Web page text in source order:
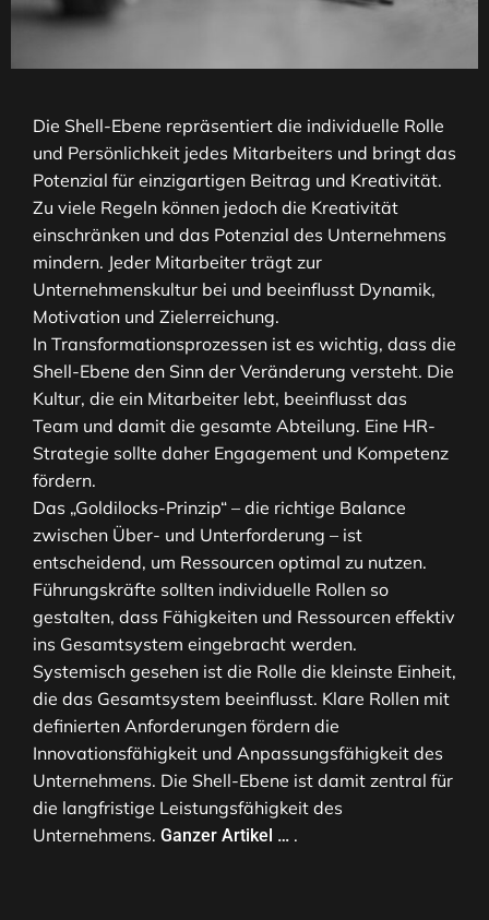
Die Shell-Ebene repräsentiert die individuelle Rolle
und Persönlichkeit jedes Mitarbeiters und bringt das
Potenzial für einzigartigen Beitrag und Kreativität.
Zu viele Regeln können jedoch die Kreativität
einschränken und das Potenzial des Unternehmens
mindern. Jeder Mitarbeiter trägt zur
Unternehmenskultur bei und beeinflusst Dynamik,
Motivation und Zielerreichung.
In Transformationsprozessen ist es wichtig, dass die
Shell-Ebene den Sinn der Veränderung versteht. Die
Kultur, die ein Mitarbeiter lebt, beeinflusst das
Team und damit die gesamte Abteilung. Eine HR-
Strategie sollte daher Engagement und Kompetenz
fördern.
Das „Goldilocks-Prinzip“ – die richtige Balance
zwischen Über- und Unterforderung – ist
entscheidend, um Ressourcen optimal zu nutzen.
Führungskräfte sollten individuelle Rollen so
gestalten, dass Fähigkeiten und Ressourcen effektiv
ins Gesamtsystem eingebracht werden.
Systemisch gesehen ist die Rolle die kleinste Einheit,
die das Gesamtsystem beeinflusst. Klare Rollen mit
definierten Anforderungen fördern die
Innovationsfähigkeit und Anpassungsfähigkeit des
Unternehmens. Die Shell-Ebene ist damit zentral für
die langfristige Leistungsfähigkeit des
Unternehmens. Ganzer Artikel … .